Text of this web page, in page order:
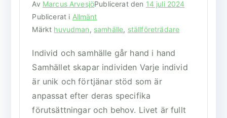
Av Marcus ArvesjöPublicerat den 14 juli 2024
Publicerat i Allmänt
Märkt huvudman, samhälle, ställföreträdare
Individ och samhälle går hand i hand
Samhället skapar individen Varje individ
är unik och förtjänar stöd som är
anpassat efter deras specifika
förutsättningar och behov. Livet är fullt